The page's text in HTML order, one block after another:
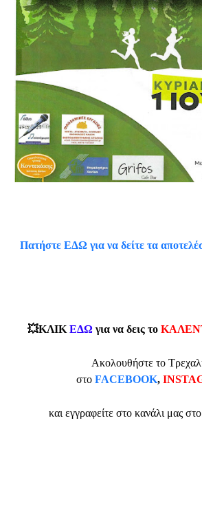
Πατήστε ΕΔΩ για να δείτε τα
💥ΚΛΙΚ ΕΔΩ για να δεις το
Ακολουθήστε το
στο FACEBOOK,
και εγγραφείτε στο κανάλι μας στο